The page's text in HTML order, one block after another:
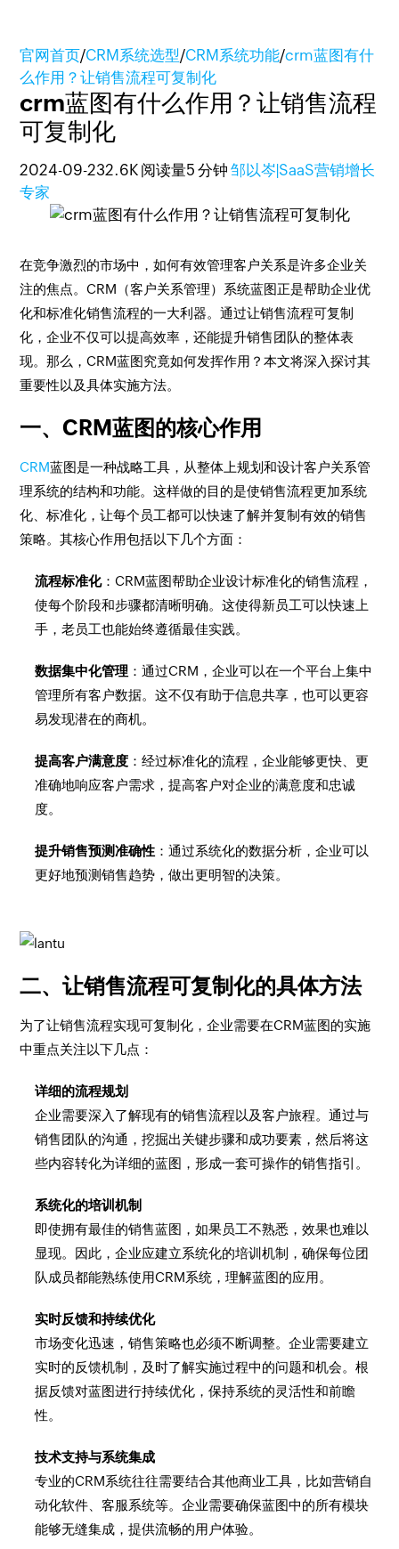
官网首页/CRM系统选型/CRM系统功能/crm蓝图有什
么作用？让销售流程可复制化
crm蓝图有什么作用？让销售流程
可复制化
2024-09-232.6K 阅读量5 分钟 邹以岑|SaaS营销增长
专家
在竞争激烈的市场中，如何有效管理客户关系是许多企业关
注的焦点。CRM（客户关系管理）系统蓝图正是帮助企业优
化和标准化销售流程的一大利器。通过让销售流程可复制
化，企业不仅可以提高效率，还能提升销售团队的整体表
现。那么，CRM蓝图究竟如何发挥作用？本文将深入探讨其
重要性以及具体实施方法。
一、CRM蓝图的核心作用
CRM蓝图是一种战略工具，从整体上规划和设计客户关系管
理系统的结构和功能。这样做的目的是使销售流程更加系统
化、标准化，让每个员工都可以快速了解并复制有效的销售
策略。其核心作用包括以下几个方面：
流程标准化：CRM蓝图帮助企业设计标准化的销售流程，
使每个阶段和步骤都清晰明确。这使得新员工可以快速上
手，老员工也能始终遵循最佳实践。
数据集中化管理 ：通过CRM，企业可以在一个平台上集中
管理所有客户数据。这不仅有助于信息共享，也可以更容
易发现潜在的商机。
提高客户满意度 ：经过标准化的流程，企业能够更快、更
准确地响应客户需求，提高客户对企业的满意度和忠诚
度。
提升销售预测准确性 ：通过系统化的数据分析，企业可以
更好地预测销售趋势，做出更明智的决策。
二、让销售流程可复制化的具体方法
为了让销售流程实现可复制化，企业需要在CRM蓝图的实施
中重点关注以下几点：
详细的流程规划
企业需要深入了解现有的销售流程以及客户旅程。通过与
销售团队的沟通，挖掘出关键步骤和成功要素，然后将这
些内容转化为详细的蓝图，形成一套可操作的销售指引。
系统化的培训机制
即使拥有最佳的销售蓝图，如果员工不熟悉，效果也难以
显现。因此，企业应建立系统化的培训机制，确保每位团
队成员都能熟练使用CRM系统，理解蓝图的应用。
实时反馈和持续优化
市场变化迅速，销售策略也必须不断调整。企业需要建立
实时的反馈机制，及时了解实施过程中的问题和机会。根
据反馈对蓝图进行持续优化，保持系统的灵活性和前瞻
性。
技术支持与系统集成
专业的CRM系统往往需要结合其他商业工具，比如营销自
动化软件、客服系统等。企业需要确保蓝图中的所有模块
能够无缝集成，提供流畅的用户体验。